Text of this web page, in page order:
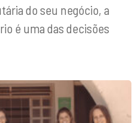
do seu negócio, a
é uma das decisões